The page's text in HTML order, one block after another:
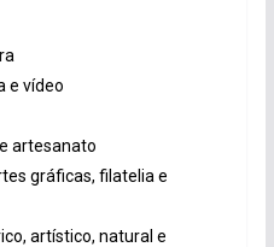
e vídeo
artesanato
gráficas, filatelia e
artístico, natural e